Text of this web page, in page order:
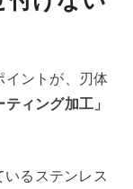
イントが、刃体
ティング加工」
るステンレス